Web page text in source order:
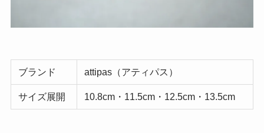
ブランド attipas（アティパス）
サイズ展開 10.8cm・11.5cm・12.5cm・13.5cm